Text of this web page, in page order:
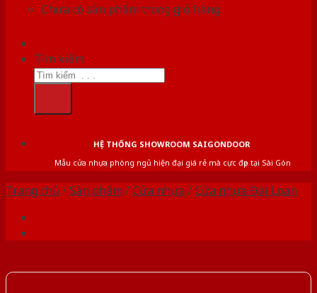
Chưa có sản phẩm trong giỏ hàng.
Tìm kiếm:
HỆ THỐNG SHOWROOM SAIGONDOOR
Mẫu cửa nhựa phòng ngủ hiện đại giá rẻ mà cực đẹp tại Sài Gòn
Trang chủ /Sản phẩm /Cửa nhựa /Cửa nhựa Đài Loan